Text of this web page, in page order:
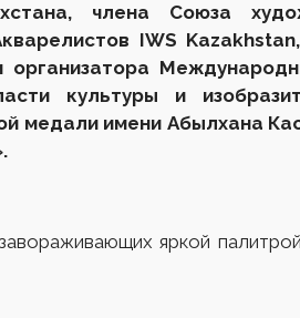
члена Союза
IWS
организатора М
культуры и
медали имени Абылхана
.
яркой